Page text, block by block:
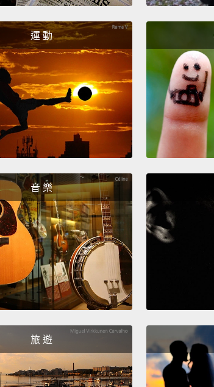
If you haven't found it yet, keep
As with all matters of the heart,
it.
And like any great relationship, it
better as the years roll on.
For the
looked in the mirror every morning
today were the last day of my life,
am about to do today?"
And
been "No" for too many days in a
如果你還沒找到所愛，繼續找。不要
關的事物一樣，當你找到時，你會知
係一樣，它只會隨時光流轉變得越來
我每天早晨看著鏡子問自己：「如果
天，我會想做我今天將要做的事嗎？
是「不」時，我就知道我得做些改變了
Remembering that you are going
know to avoid the trap of thinking
Your time is limited, so don't
else's life. Don't be trapped by
運 動
音 樂
旅 遊